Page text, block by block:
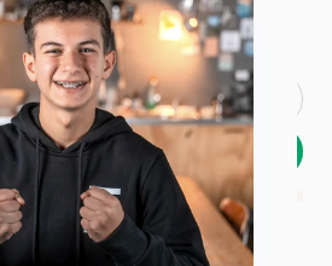
du?
Efternavn
Næste
- oplysninger deles aldrig
at finde den rette tutor
vi dig?